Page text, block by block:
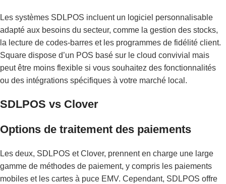
Les systèmes SDLPOS incluent un logiciel personnalisable
adapté aux besoins du secteur, comme la gestion des stocks,
la lecture de codes-barres et les programmes de fidélité client.
Square dispose d’un POS basé sur le cloud convivial mais
peut être moins flexible si vous souhaitez des fonctionnalités
ou des intégrations spécifiques à votre marché local.
SDLPOS vs Clover
Options de traitement des paiements
Les deux, SDLPOS et Clover, prennent en charge une large
gamme de méthodes de paiement, y compris les paiements
mobiles et les cartes à puce EMV. Cependant, SDLPOS offre